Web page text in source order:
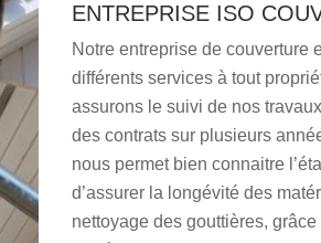
ENTREPRISE ISO
Notre entreprise de couverture
différents services à tout
assurons le suivi de nos
des contrats sur plusieurs
nous permet bien connaitre
d’assurer la longévité des
nettoyage des gouttières,